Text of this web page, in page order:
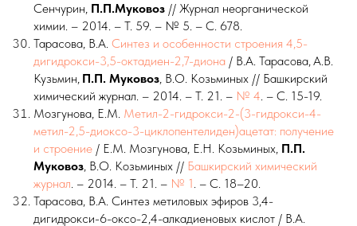
Сенчурин, П.П.Муковоз // Журнал неорганической
химии. – 2014. – Т. 59. – № 5. – С. 678.
Тарасова, В.А. Синтез и особенности строения 4,5-
дигидрокси-3,5-октадиен-2,7-диона / В.А. Тарасова,А.В.
Кузьмин, П.П. Муковоз, В.О. Козьминых // Башкирский
химический журнал. – 2014. – Т. 21. – № 4. – С. 15-19.
Мозгунова, Е.М. Метил-2-гидрокси-2-(3-гидрокси-4-
метил-2,5-диоксо-3-циклопентелиден)ацетат: получение
и строение / Е.М. Мозгунова, Е.Н. Козьминых, П.П.
Муковоз, В.О. Козьминых // Башкирский химический
журнал. – 2014. – Т. 21. – № 1. – С. 18–20.
Тарасова, В.А. Синтез метиловых эфиров 3,4-
дигидрокси-6-оксо-2,4-алкадиеновых кислот / В.А.